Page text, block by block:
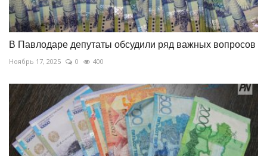
В Павлодаре депутаты обсудили ряд важных вопросов
Ноябрь 17, 2025 0 400